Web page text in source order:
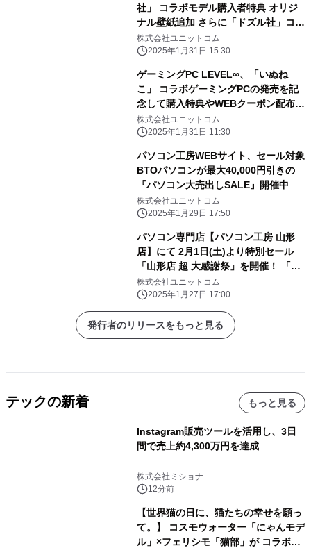
社」 コラボモデル購入者特典 オリジ
ナル壁紙追加 さらに「ドズル社」コラ
ボPC購入時に使える 5,000円OFF
WEBクーポン配布
株式会社ユニットコム
2025年1月31日 15:30
ゲーミングPC LEVEL∞、「いぬね
こ」 コラボゲーミングPCの発売を記
念して購入特典やWEBクーポン配布
さらに、サイン入りコラボPCが当たる
キャンペーン実施
株式会社ユニットコム
2025年1月31日 11:30
パソコン工房WEBサイト、セール対象
BTOパソコンが最大40,000円引きの
『パソコン大売出しSALE』開催中
株式会社ユニットコム
2025年1月29日 17:50
パソコン専門店【パソコン工房 山形
店】にて 2月1日(土)より特別セール
「山形店 超 大感謝祭」を開催！ 「オ
ススメ即納パソコン」を豊富に取り揃
え！ 更に「PCパーツ・周辺機器等の
セール商品」を記念プライスにてご奉
仕！
株式会社ユニットコム
2025年1月27日 17:00
発行者のリリースをもっと見る
テックの新着 もっと見る
Instagram販売ツールを活用し、3日
間で売上約4,300万円を達成
株式会社ミショナ
12分前
【世界猫の日に、猫たちの幸せを願っ
て。】 コスモウォーター「にゃんモデ
ル」×フェリシモ「猫部」が コラボキ